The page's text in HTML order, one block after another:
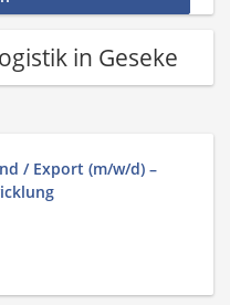
in Geseke
/ Export (m/w/d) –